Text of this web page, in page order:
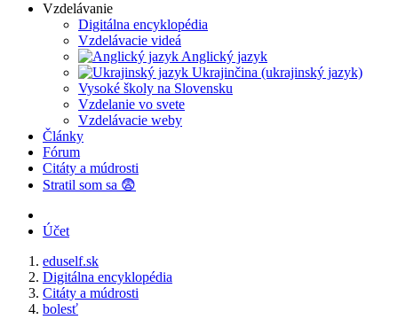
Vzdelávanie
Digitálna encyklopédia
Vzdelávacie videá
Anglický jazyk
Ukrajinčina (ukrajinský jazyk)
Vysoké školy na Slovensku
Vzdelanie vo svete
Vzdelávacie weby
Články
Fórum
Citáty a múdrosti
Stratil som sa 😨
Účet
eduself.sk
Digitálna encyklopédia
Citáty a múdrosti
bolesť